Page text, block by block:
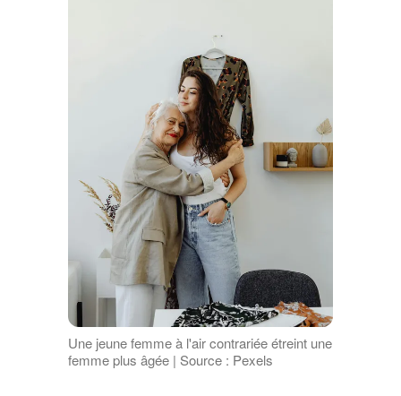
Une jeune femme à l'air contrariée étreint une
femme plus âgée | Source : Pexels